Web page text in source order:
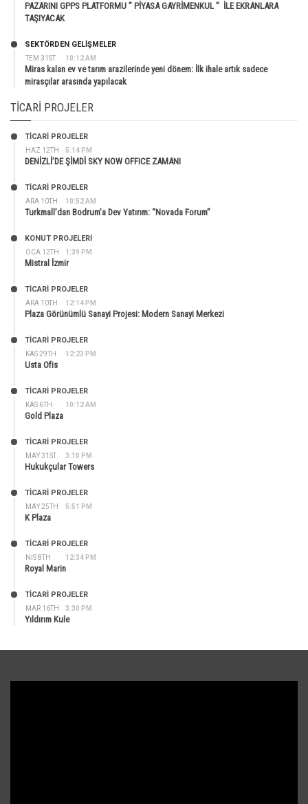
PAZARINI GPPS PLATFORMU ” PİYASA GAYRİMENKUL ” İLE EKRANLARA
TAŞIYACAK
TEM 31ST 10:12 AM
SEKTÖRDEN GELIŞMELER
Miras kalan ev ve tarım arazilerinde yeni dönem: İlk ihale artık sadece
mirasçılar arasında yapılacak
TICARI PROJELER
HAZ 12TH 5:14 PM
TİCARİ PROJELER
DENİZLİ’DE ŞİMDİ SKY NOW OFFICE ZAMANI
ARA 10TH 10:52 AM
TİCARİ PROJELER
Turkmall’dan Bodrum’a Dev Yatırım: “Novada Forum”
OCA 12TH 1:39 PM
KONUT PROJELERI
Mistral İzmir
ARA 10TH 12:14 PM
TİCARİ PROJELER
Plaza Görünümlü Sanayi Projesi: Modern Sanayi Merkezi
KAS 29TH 12:23 PM
TİCARİ PROJELER
Usta Ofis
KAS 6TH 10:12 AM
TİCARİ PROJELER
Gold Plaza
MAY 31ST 3:10 PM
TİCARİ PROJELER
Hukukçular Towers
MAY 25TH 5:51 PM
TİCARİ PROJELER
K Plaza
NIS 8TH 12:34 PM
TİCARİ PROJELER
Royal Marin
MAR 16TH 3:30 PM
TİCARİ PROJELER
Yıldırım Kule